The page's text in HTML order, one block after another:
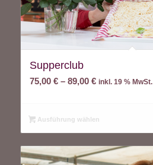
Supperclub
75,00 €– 89,00 € inkl. 19 % MwSt.
Ausführung wählen